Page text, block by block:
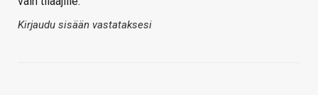
Kirjaudu sisään vastataksesi